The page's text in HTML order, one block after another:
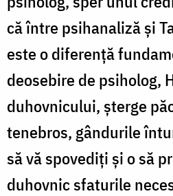
că între psihanaliză și
este o diferență
deosebire de psiholog,
duhovnicului, șterge
tenebros, gândurile
să vă spovediți și o să
duhovnic sfaturile